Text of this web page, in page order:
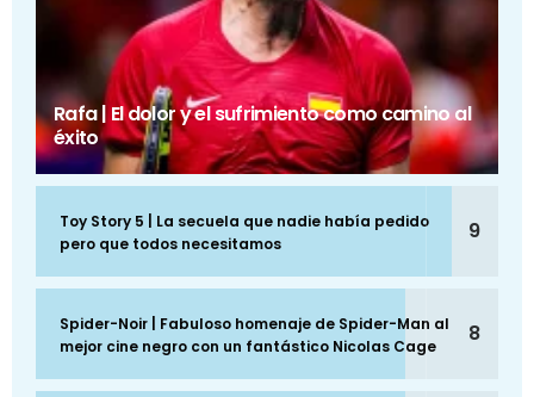
Rafa | El dolor y el sufrimiento como camino al
éxito
Toy Story 5 | La secuela que nadie había pedido
pero que todos necesitamos
9
Spider-Noir | Fabuloso homenaje de Spider-Man al
mejor cine negro con un fantástico Nicolas Cage
8